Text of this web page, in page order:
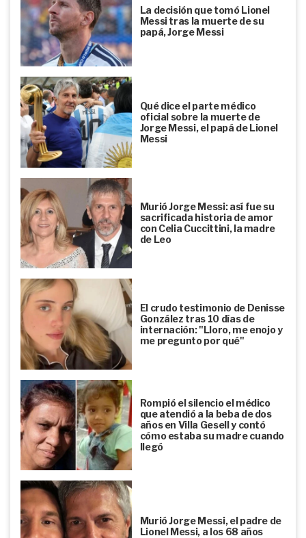
La decisión que tomó Lionel
Messi tras la muerte de su
papá, Jorge Messi
Qué dice el parte médico
oficial sobre la muerte de
Jorge Messi, el papá de Lionel
Messi
Murió Jorge Messi: así fue su
sacrificada historia de amor
con Celia Cuccittini, la madre
de Leo
El crudo testimonio de Denisse
González tras 10 días de
internación: "Lloro, me enojo y
me pregunto por qué"
Rompió el silencio el médico
que atendió a la beba de dos
años en Villa Gesell y contó
cómo estaba su madre cuando
llegó
Murió Jorge Messi, el padre de
Lionel Messi, a los 68 años